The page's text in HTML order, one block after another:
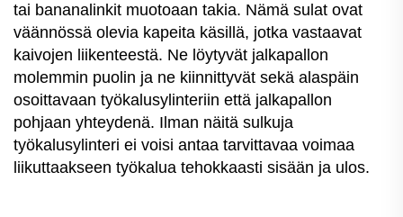
tai bananalinkit muotoaan takia. Nämä sulat ovat
väännössä olevia kapeita käsillä, jotka vastaavat
kaivojen liikenteestä. Ne löytyvät jalkapallon
molemmin puolin ja ne kiinnittyvät sekä alaspäin
osoittavaan työkalusylinteriin että jalkapallon
pohjaan yhteydenä. Ilman näitä sulkuja
työkalusylinteri ei voisi antaa tarvittavaa voimaa
liikuttaakseen työkalua tehokkaasti sisään ja ulos.